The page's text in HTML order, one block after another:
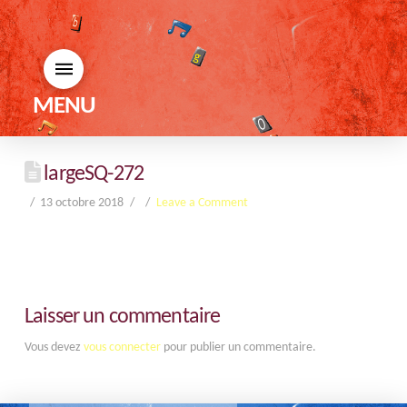
MENU
largeSQ-272
13 octobre 2018 Leave a Comment
Laisser un commentaire
Vous devez vous connecterpour publier un commentaire.